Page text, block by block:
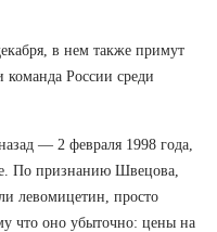
в нем также примут
команда России среди
— 2 февраля 1998 года,
По признанию Швецова,
левомицетин, просто
что оно убыточно: цены на